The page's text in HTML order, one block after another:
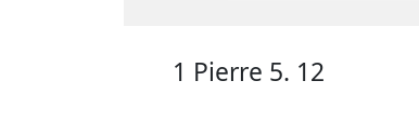
1 Pierre 5. 12